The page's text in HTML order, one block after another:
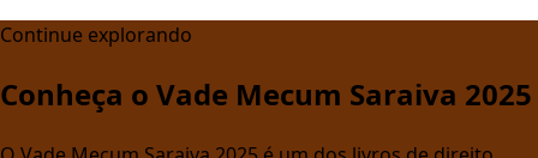
Continue explorando
Conheça o Vade Mecum Saraiva 2025